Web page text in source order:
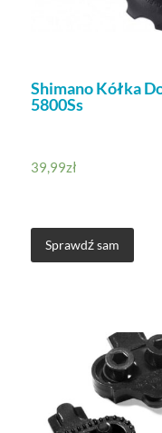
Shimano Kółka
5800Ss
39,99zł
Sprawdź sam